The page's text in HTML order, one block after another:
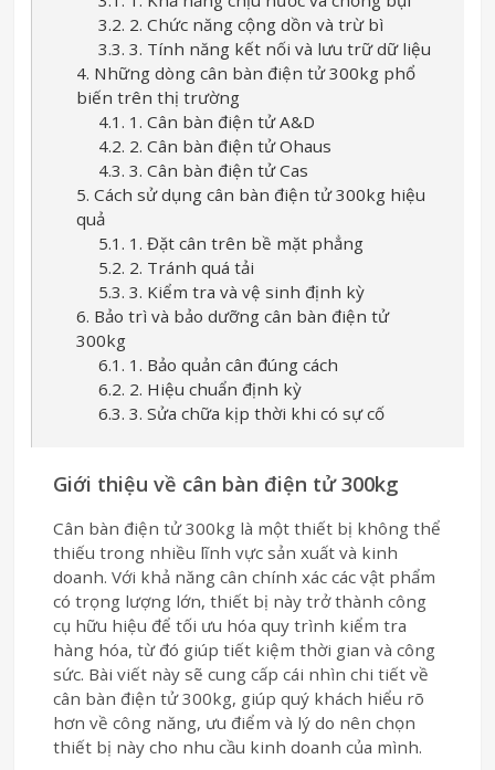
3.2. 2. Chức năng cộng dồn và trừ bì
3.3. 3. Tính năng kết nối và lưu trữ dữ liệu
4. Những dòng cân bàn điện tử 300kg phổ
biến trên thị trường
4.1. 1. Cân bàn điện tử A&D
4.2. 2. Cân bàn điện tử Ohaus
4.3. 3. Cân bàn điện tử Cas
5. Cách sử dụng cân bàn điện tử 300kg hiệu
quả
5.1. 1. Đặt cân trên bề mặt phẳng
5.2. 2. Tránh quá tải
5.3. 3. Kiểm tra và vệ sinh định kỳ
6. Bảo trì và bảo dưỡng cân bàn điện tử
300kg
6.1. 1. Bảo quản cân đúng cách
6.2. 2. Hiệu chuẩn định kỳ
6.3. 3. Sửa chữa kịp thời khi có sự cố
Giới thiệu về cân bàn điện tử 300kg
Cân bàn điện tử 300kg là một thiết bị không thể
thiếu trong nhiều lĩnh vực sản xuất và kinh
doanh. Với khả năng cân chính xác các vật phẩm
có trọng lượng lớn, thiết bị này trở thành công
cụ hữu hiệu để tối ưu hóa quy trình kiểm tra
hàng hóa, từ đó giúp tiết kiệm thời gian và công
sức. Bài viết này sẽ cung cấp cái nhìn chi tiết về
cân bàn điện tử 300kg, giúp quý khách hiểu rõ
hơn về công năng, ưu điểm và lý do nên chọn
thiết bị này cho nhu cầu kinh doanh của mình.